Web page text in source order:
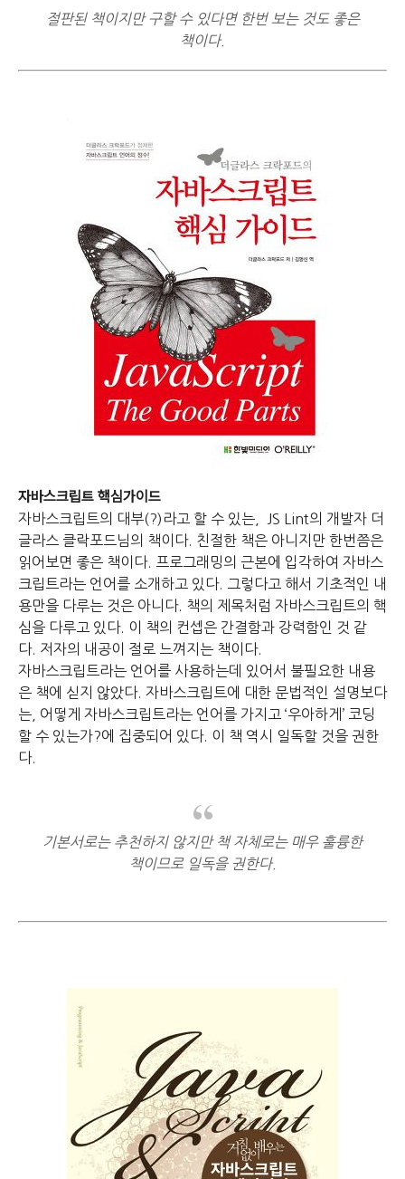
절판된 책이지만 구할 수 있다면 한번 보는 것도 좋은
책이다.
자바스크립트 핵심가이드
자바스크립트의 대부(?)라고 할 수 있는, JS Lint의 개발자 더
글라스 클락포드님의 책이다. 친절한 책은 아니지만 한번쯤은
읽어보면 좋은 책이다. 프로그래밍의 근본에 입각하여 자바스
크립트라는 언어를 소개하고 있다. 그렇다고 해서 기초적인 내
용만을 다루는 것은 아니다. 책의 제목처럼 자바스크립트의 핵
심을 다루고 있다. 이 책의 컨셉은 간결함과 강력함인 것 같
다. 저자의 내공이 절로 느껴지는 책이다.
자바스크립트라는 언어를 사용하는데 있어서 불필요한 내용
은 책에 싣지 않았다. 자바스크립트에 대한 문법적인 설명보다
는, 어떻게 자바스크립트라는 언어를 가지고 ‘우아하게’ 코딩
할 수 있는가?에 집중되어 있다. 이 책 역시 일독할 것을 권한
다.
기본서로는 추천하지 않지만 책 자체로는 매우 훌륭한
책이므로 일독을 권한다.